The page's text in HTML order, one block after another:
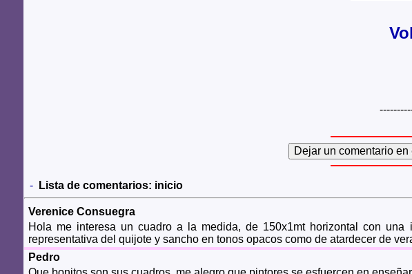
- Lista de comentarios: inicio
Verenice Consuegra
Hola me interesa un cuadro a la medida, de 150x1mt horizontal con
representativa del quijote y sancho en tonos opacos como de atardecer de
Pedro